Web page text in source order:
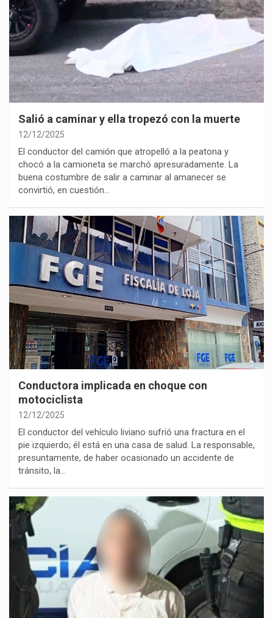
Salió a caminar y ella tropezó con la muerte
12/12/2025
El conductor del camión que atropelló a la peatona y
chocó a la camioneta se marchó apresuradamente. La
buena costumbre de salir a caminar al amanecer se
convirtió, en cuestión…
Conductora implicada en choque con
motociclista
12/12/2025
El conductor del vehículo liviano sufrió una fractura en el
pie izquierdo; él está en una casa de salud. La responsable,
presuntamente, de haber ocasionado un accidente de
tránsito, la…